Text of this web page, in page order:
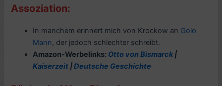
Assoziation:
In manchem erinnert mich von Krockow an Golo
Mann, der jedoch schlechter schreibt.
Amazon-Werbelinks: Otto von Bismarck|
Kaiserzeit |Deutsche Geschichte